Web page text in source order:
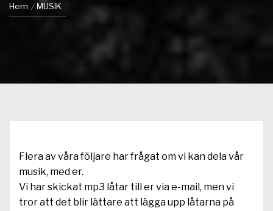
Hem MUSIK
Flera av våra följare har frågat om vi kan dela vår
musik, med er.
Vi har skickat mp3 låtar till er via e-mail, men vi
tror att det blir lättare att lägga upp låtarna på